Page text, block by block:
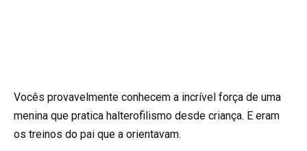
Vocês provavelmente conhecem a incrível força de uma
menina que pratica halterofilismo desde criança. E eram
os treinos do pai que a orientavam.